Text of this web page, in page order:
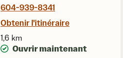
604-939-8341
Obtenir l'itinéraire
1,6 km
Ouvrir maintenant